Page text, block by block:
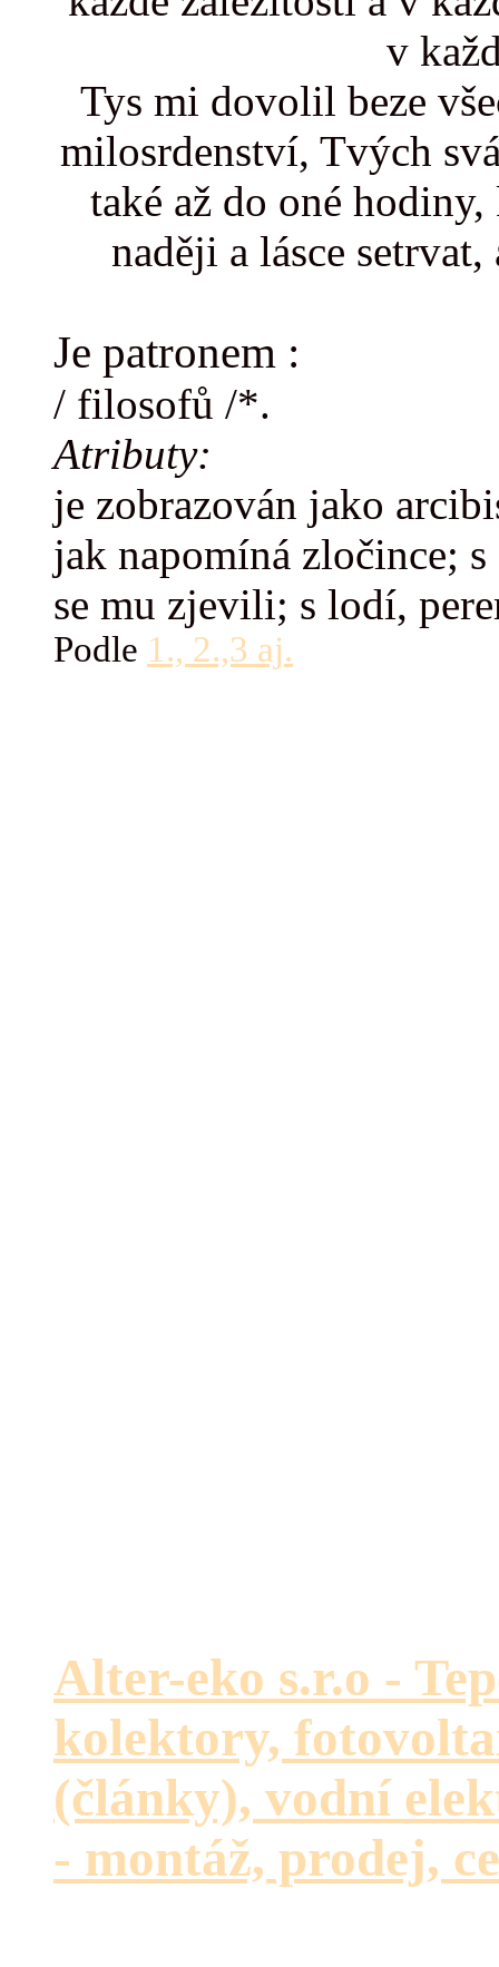
v
Tys mi dovolil beze
milosrdenství, Tvých
také až do oné
naději a lásce
Je patronem :
/ filosofů /*.
Atributy:
je zobrazován jako
jak napomíná zločince;
se mu zjevili; s lodí,
Podle 1., 2.,3 aj.
Alter-eko s.r.o -
kolektory,
(články), vodní
- montáž, prodej,